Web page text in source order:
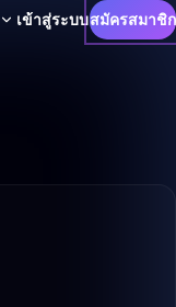
เข้าสู่ระบบสมัครสมาชิก